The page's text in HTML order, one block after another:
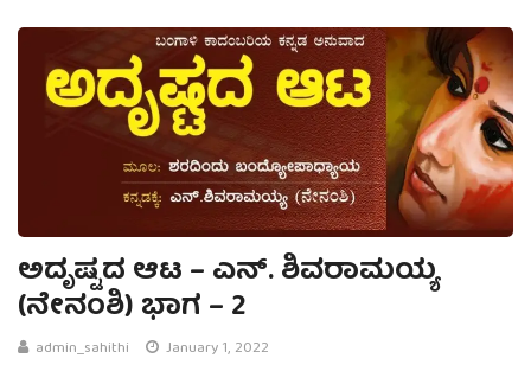
ಅದೃಷ್ಟದ ಆಟ – ಎನ್. ಶಿವರಾಮಯ್ಯ
(ನೇನಂಶಿ) ಭಾಗ – 2
admin_sahithi January 1, 2022